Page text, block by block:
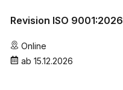
Revision ISO 9001:2026
Online
ab 15.12.2026